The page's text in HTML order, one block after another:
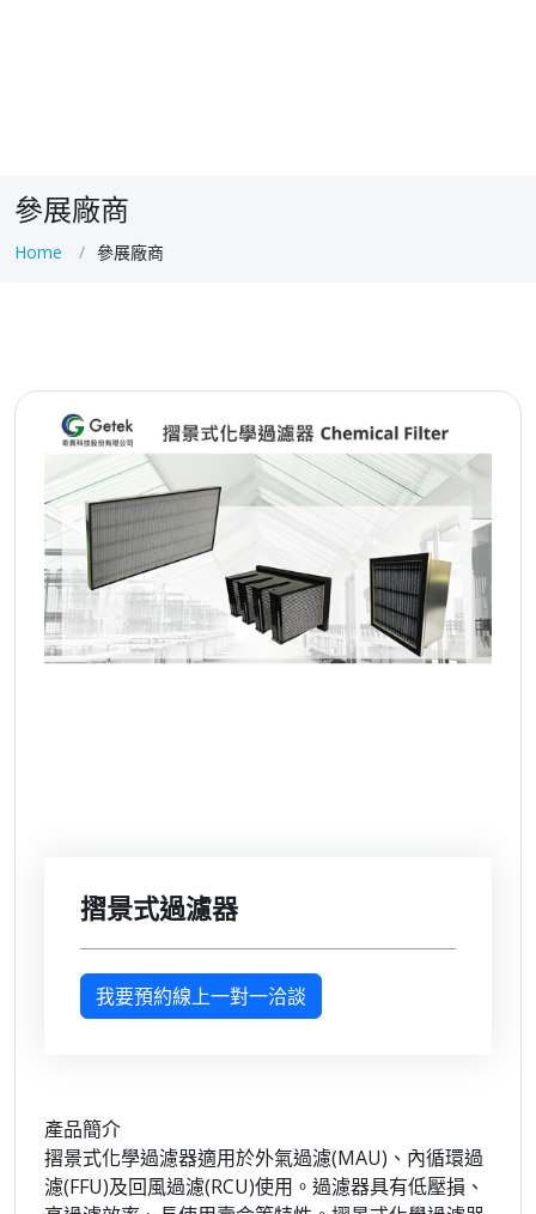
參展廠商
Home 參展廠商
摺景式過濾器
我要預約線上一對一洽談
產品簡介
摺景式化學過濾器適用於外氣過濾(MAU)、內循環過
濾(FFU)及回風過濾(RCU)使用。過濾器具有低壓損、